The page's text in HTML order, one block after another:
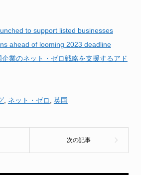
to support listed businesses
ahead of looming 2023 deadline
企業のネット・ゼロ戦略を支援するアド
, ネット・ゼロ 英国